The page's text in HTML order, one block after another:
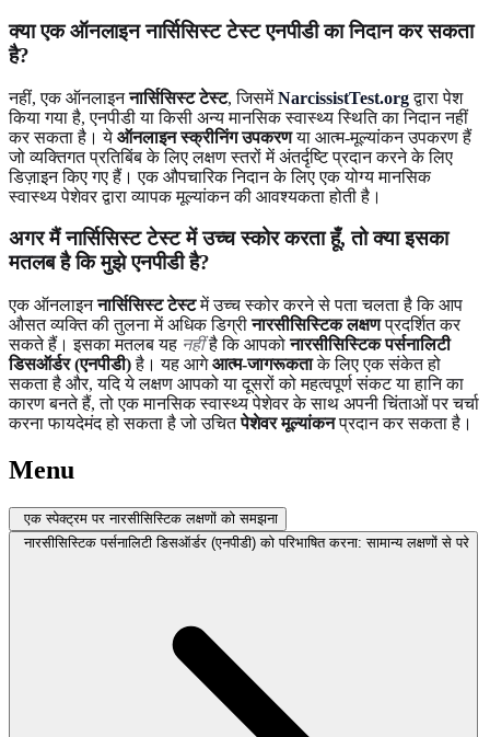
क्या एक ऑनलाइन नार्सिसिस्ट टेस्ट एनपीडी का निदान कर सकता
है?
नहीं, एक ऑनलाइननार्सिसिस्ट टेस्ट, जिसमेंNarcissistTest.orgद्वारा पेश
किया गया है, एनपीडी या किसी अन्य मानसिक स्वास्थ्य स्थिति का निदान नहीं
कर सकता है। ये ऑनलाइन स्क्रीनिंग उपकरणया आत्म-मूल्यांकन उपकरण हैं
जो व्यक्तिगत प्रतिबिंब के लिए लक्षण स्तरों में अंतर्दृष्टि प्रदान करने के लिए
डिज़ाइन किए गए हैं। एक औपचारिक निदान के लिए एक योग्य मानसिक
स्वास्थ्य पेशेवर द्वारा व्यापक मूल्यांकन की आवश्यकता होती है।
अगर मैं नार्सिसिस्ट टेस्ट में उच्च स्कोर करता हूँ, तो क्या इसका
मतलब है कि मुझे एनपीडी है?
एक ऑनलाइननार्सिसिस्ट टेस्टमें उच्च स्कोर करने से पता चलता है कि आप
औसत व्यक्ति की तुलना में अधिक डिग्रीनारसीसिस्टिक लक्षणप्रदर्शित कर
सकते हैं। इसका मतलब यह नहींहै कि आपकोनारसीसिस्टिक पर्सनालिटी
डिसऑर्डर (एनपीडी)है। यह आगेआत्म-जागरूकताके लिए एक संकेत हो
सकता है और, यदि ये लक्षण आपको या दूसरों को महत्वपूर्ण संकट या हानि का
कारण बनते हैं, तो एक मानसिक स्वास्थ्य पेशेवर के साथ अपनी चिंताओं पर चर्चा
करना फायदेमंद हो सकता है जो उचितपेशेवर मूल्यांकनप्रदान कर सकता है।
Menu
एक स्पेक्ट्रम पर नारसीसिस्टिक लक्षणों को समझना
नारसीसिस्टिक पर्सनालिटी डिसऑर्डर (एनपीडी) को परिभाषित करना: सामान्य लक्षणों से परे